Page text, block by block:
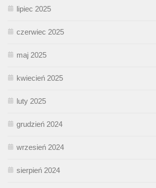
lipiec 2025
czerwiec 2025
maj 2025
kwiecień 2025
luty 2025
grudzień 2024
wrzesień 2024
sierpień 2024